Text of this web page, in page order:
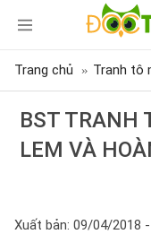
Trang chủ Tranh tô
BST TRANH
LEM VÀ
Xuất bản: 09/04/2018